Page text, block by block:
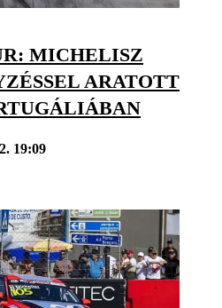
MICHELISZ
ARATOTT
19:09